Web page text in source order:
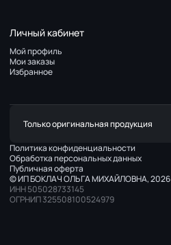
Личный кабинет
Мой профиль
Мои заказы
Избранное
Только оригинальная продукция
Политика конфиденциальности
Обработка персональных данных
Публичная оферта
© ИП БОКЛАЧ ОЛЬГА МИХАЙЛОВНА, 2026
ИНН 505028733145
ОГРНИП 325508100524979